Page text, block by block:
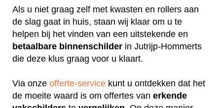
Als u niet graag zelf met kwasten en rollers aan
de slag gaat in huis, staan wij klaar om u te
helpen bij het vinden van een uitstekende en
betaalbare binnenschilder in Jutrijp-Hommerts
die deze klus graag voor u klaart.
Via onze offerte-service kunt u ontdekken dat het
de moeite waard is om offertes van erkende